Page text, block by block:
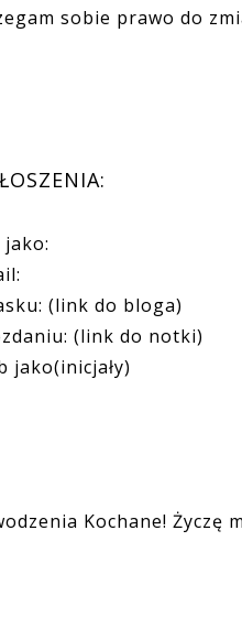
sobie prawo do
(link do bloga)
(link do notki)
jako(inicjały)
Kochane! Życzę